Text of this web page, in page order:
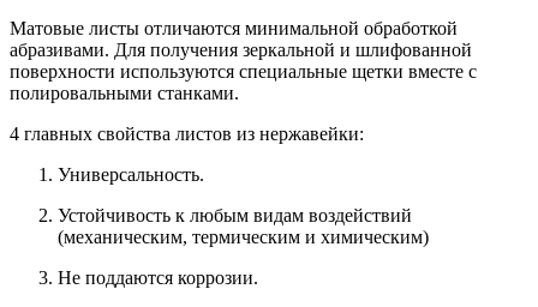
Матовые листы отличаются минимальной обработкой
абразивами. Для получения зеркальной и шлифованной
поверхности используются специальные щетки вместе с
полировальными станками.
4 главных свойства листов из нержавейки:
Универсальность.
Устойчивость к любым видам воздействий
(механическим, термическим и химическим)
Не поддаются коррозии.